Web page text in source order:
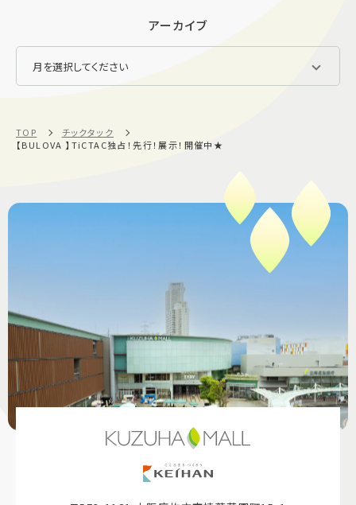
アーカイブ
TOP
チックタック
【BULOVA 】TiCTAC独占！先行！展示！開催中★